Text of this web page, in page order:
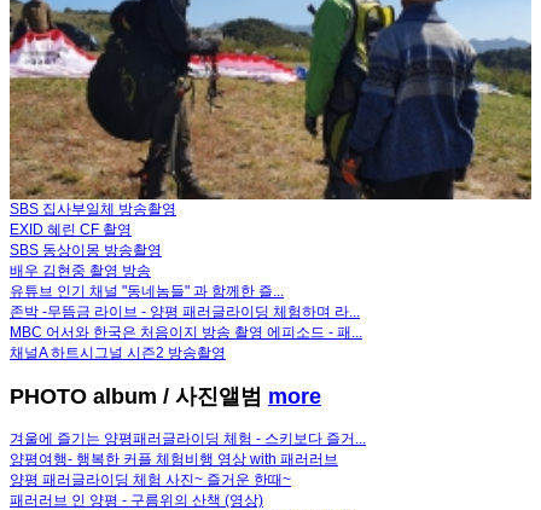
SBS 집사부일체 방송촬영
EXID 혜린 CF 촬영
SBS 동상이몽 방송촬영
배우 김현중 촬영 방송
유튜브 인기 채널 "동네놈들" 과 함께한 즐...
존박 -무뜸금 라이브 - 양평 패러글라이딩 체험하며 라...
MBC 어서와 한국은 처음이지 방송 촬영 에피소드 - 패...
채널A 하트시그널 시즌2 방송촬영
PHOTO album / 사진앨범 more
겨울에 즐기는 양평패러글라이딩 체험 - 스키보다 즐거...
양평여행- 행복한 커플 체험비행 영상 with 패러러브
양평 패러글라이딩 체험 사진~ 즐거운 한때~
패러러브 인 양평 - 구름위의 산책 (영상)